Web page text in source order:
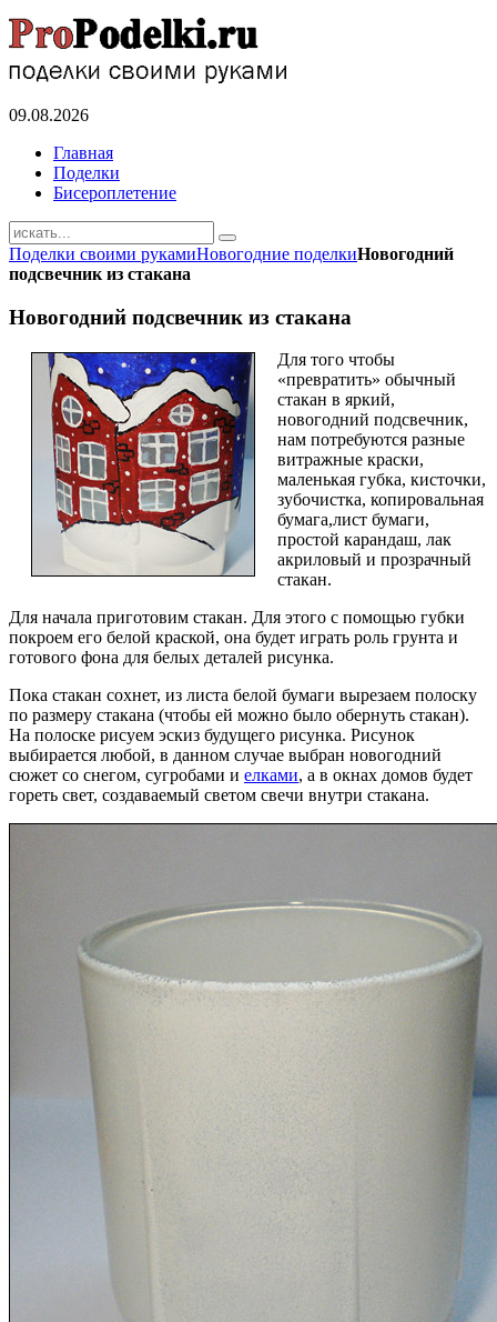
09.08.2026
Главная
Поделки
Бисероплетение
Поделки своими рукамиНовогодние поделкиНовогодний
подсвечник из стакана
Новогодний подсвечник из стакана
Для того чтобы
«превратить» обычный
стакан в яркий,
новогодний подсвечник,
нам потребуются разные
витражные краски,
маленькая губка, кисточки,
зубочистка, копировальная
бумага,лист бумаги,
простой карандаш, лак
акриловый и прозрачный
стакан.
Для начала приготовим стакан. Для этого с помощью губки
покроем его белой краской, она будет играть роль грунта и
готового фона для белых деталей рисунка.
Пока стакан сохнет, из листа белой бумаги вырезаем полоску
по размеру стакана (чтобы ей можно было обернуть стакан).
На полоске рисуем эскиз будущего рисунка. Рисунок
выбирается любой, в данном случае выбран новогодний
сюжет со снегом, сугробами и елками, а в окнах домов будет
гореть свет, создаваемый светом свечи внутри стакана.